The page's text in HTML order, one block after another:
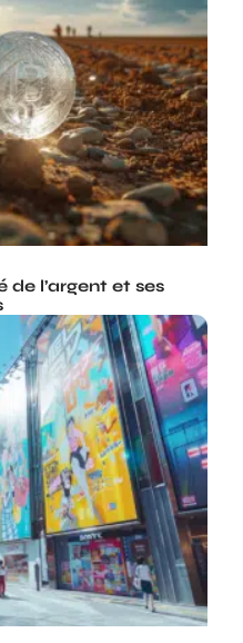
de l’argent et ses